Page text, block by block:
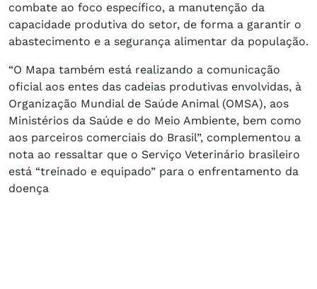
combate ao foco específico, a manutenção da
capacidade produtiva do setor, de forma a garantir o
abastecimento e a segurança alimentar da população.
“O Mapa também está realizando a comunicação
oficial aos entes das cadeias produtivas envolvidas, à
Organização Mundial de Saúde Animal (OMSA), aos
Ministérios da Saúde e do Meio Ambiente, bem como
aos parceiros comerciais do Brasil”, complementou a
nota ao ressaltar que o Serviço Veterinário brasileiro
está “treinado e equipado” para o enfrentamento da
doença